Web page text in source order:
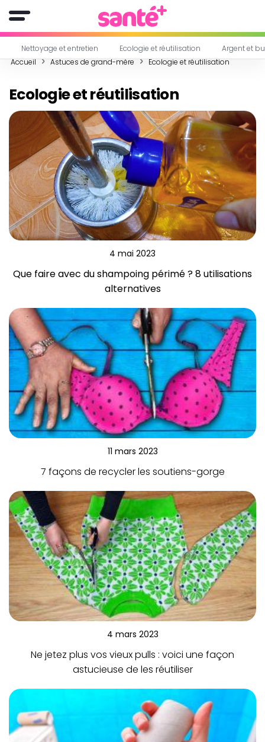
Nettoyage et entretien Ecologie et réutilisation
Argent et
Accueil
Astuces de grand-mère Ecologie et réutilisation
Ecologie et réutilisation
4 mai 2023
Que faire avec du shampoing périmé ? 8 utilisations
alternatives
11 mars 2023
7 façons de recycler les soutiens-gorge
4 mars 2023
Ne jetez plus vos vieux pulls : voici une façon
astucieuse de les réutiliser